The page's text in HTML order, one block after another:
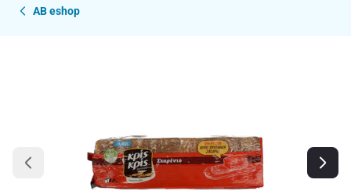
AB eshop